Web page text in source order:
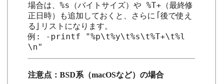
場合は、%s（バイトサイズ）や %T+（最終修
正日時）も追加しておくと、さらに「後で使え
る」リストになります。
例: -printf "%p\t%y\t%s\t%T+\t%l
\n"
注意点：BSD系（macOSなど）の場合